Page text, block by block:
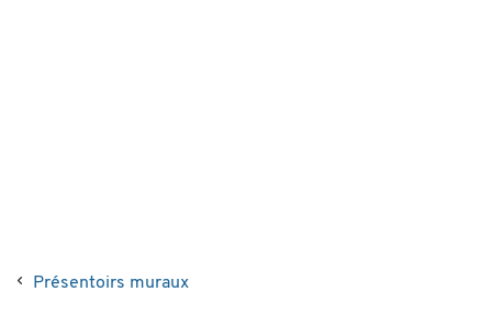
Présentoirs muraux